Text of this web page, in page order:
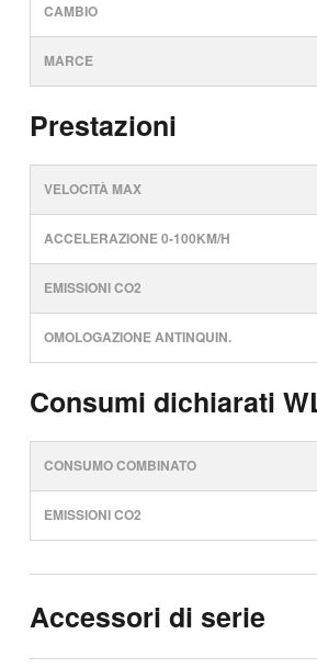
CAMBIO
MARCE
Prestazioni
VELOCITÀ MAX
ACCELERAZIONE 0-100KM/H
EMISSIONI CO2
OMOLOGAZIONE ANTINQUIN.
Consumi dichiarati
CONSUMO COMBINATO
EMISSIONI CO2
Accessori di serie